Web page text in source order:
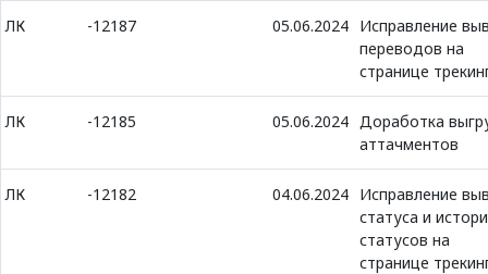
ЛК -12187 05.06.2024 Исправление
переводов на
странице
ЛК -12185 05.06.2024 Доработка
аттачментов
ЛК -12182 04.06.2024 Исправление
статуса и
статусов на
странице